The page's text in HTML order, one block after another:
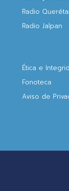
Radio
Radio Jalpan
Ética e
Fonoteca
Aviso de